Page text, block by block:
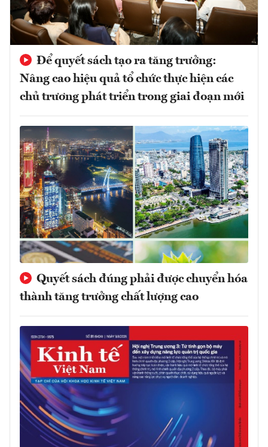
Để quyết sách tạo ra tăng trưởng:
Nâng cao hiệu quả tổ chức thực hiện các
chủ trương phát triển trong giai đoạn mới
Quyết sách đúng phải được chuyển hóa
thành tăng trưởng chất lượng cao